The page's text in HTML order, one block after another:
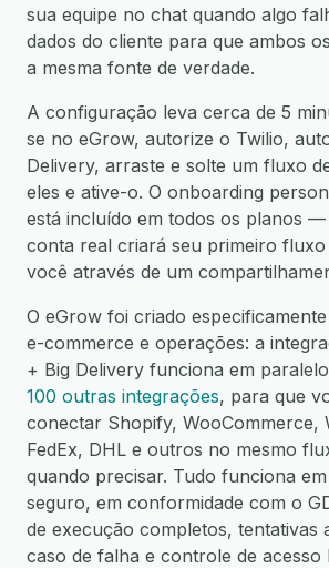
sua equipe no chat quando algo
dados do cliente para que ambos
a mesma fonte de verdade.
A configuração leva cerca de 5
se no eGrow, autorize o Twilio,
Delivery, arraste e solte um fluxo
eles e ative-o. O onboarding
está incluído em todos os planos —
conta real criará seu primeiro
você através de um
O eGrow foi criado
e-commerce e operações: a
+ Big Delivery funciona em
100 outras integrações, para que
conectar Shopify, WooCommerce,
FedEx, DHL e outros no mesmo
quando precisar. Tudo funciona
seguro, em conformidade com o
de execução completos, tentativas
caso de falha e controle de acesso